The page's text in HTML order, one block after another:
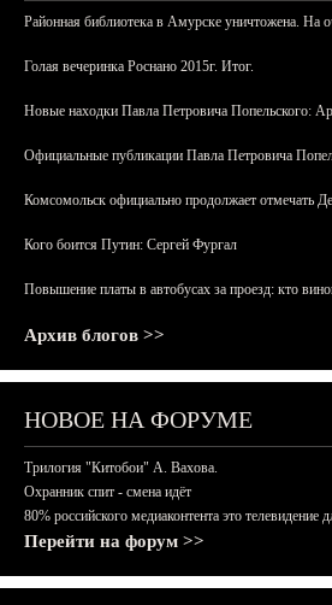
Районная библиотека в Амурске уничтожена. На
Голая вечеринка Роснано 2015г. Итог.
Новые находки Павла Петровича Попельского:
Официальные публикации Павла Петровича
Комсомольск официально продолжает отмечать
Кого боится Путин: Сергей Фургал
Повышение платы в автобусах за проезд: кто
Архив блогов >>
НОВОЕ НА ФОРУМЕ
Трилогия "Китобои" А. Вахова.
Охранник спит - смена идёт
80% российского медиаконтента это телевидение
Перейти на форум >>